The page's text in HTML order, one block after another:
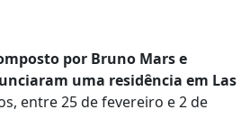
por Bruno Mars e
uma residência em Las
entre 25 de fevereiro e 2 de